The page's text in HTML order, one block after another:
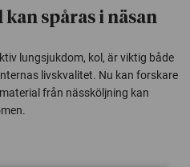
spåras i näsan
lungsjukdom, kol, är viktig både
livskvalitet. Nu kan forskare
från nässköljning kan